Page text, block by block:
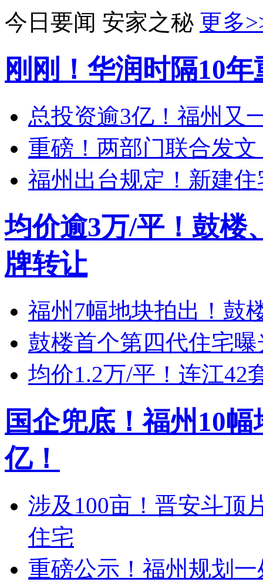
今日要闻 安家之秘 更多
刚刚！华润时隔10
总投资逾3亿！福州又
重磅！两部门联合发
福州出台规定！新建
均价逾3万/平！鼓楼
牌转让
福州7幅地块拍出！鼓
鼓楼首个第四代住宅
均价1.2万/平！连江42
国企兜底！福州10
亿！
涉及100亩！晋安斗顶
住宅
重磅公示！福州规划